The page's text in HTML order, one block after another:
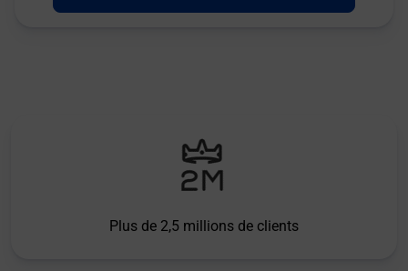
Plus de 2,5 millions de clients